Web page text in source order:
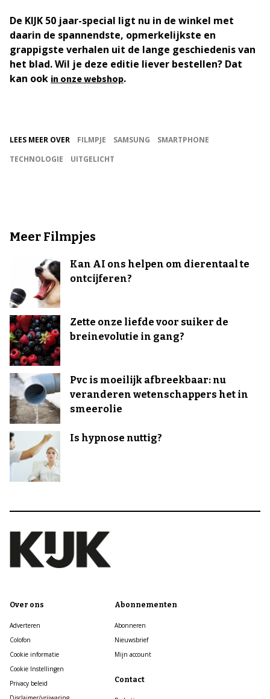
De KIJK 50 jaar-special ligt nu in de winkel met
daarin de spannendste, opmerkelijkste en
grappigste verhalen uit de lange geschiedenis van
het blad. Wil je deze editie liever bestellen? Dat
kan ook in onze webshop.
LEES MEER OVER FILMPJE SAMSUNG
SMARTPHONE
TECHNOLOGIE
UITGELICHT
Meer Filmpjes
Kan AI ons helpen om dierentaal te
ontcijferen?
Zette onze liefde voor suiker de
breinevolutie in gang?
Pvc is moeilijk afbreekbaar: nu
veranderen wetenschappers het in
smeerolie
Is hypnose nuttig?
Over ons
Adverteren
Colofon
Cookie informatie
Cookie Instellingen
Privacy beleid
Abonnementen
Abonneren
Nieuwsbrief
Mijn account
Contact